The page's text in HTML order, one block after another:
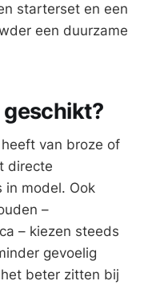
starterset en een
een duurzame
geschikt?
van broze of
directe
in model. Ook
–
– kiezen steeds
gevoelig
beter zitten bij